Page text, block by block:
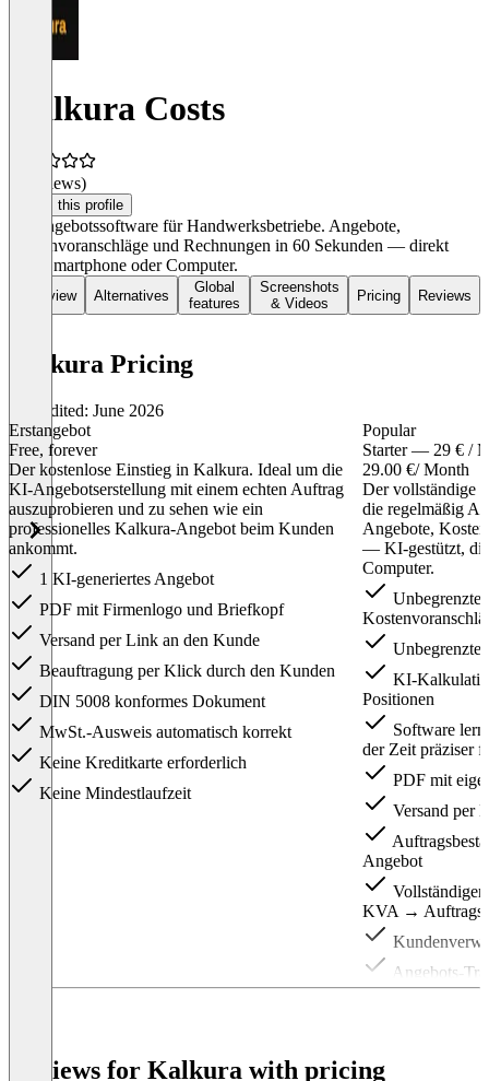
Kalkura Costs
(0 reviews)
Claim this profile
KI-Angebotssoftware für Handwerksbetriebe. Angebote,
Kostenvoranschläge und Rechnungen in 60 Sekunden — direkt
vom Smartphone oder Computer.
Overview Alternatives
Global
features
Screenshots
& Videos
Pricing Reviews
Kalkura Pricing
Last edited: June 2026
Erstangebot
Free, forever
Der kostenlose Einstieg in Kalkura. Ideal um die
KI-Angebotserstellung mit einem echten Auftrag
auszuprobieren und zu sehen wie ein
professionelles Kalkura-Angebot beim Kunden
ankommt.
1 KI-generiertes Angebot
PDF mit Firmenlogo und Briefkopf
Versand per Link an den Kunde
Beauftragung per Klick durch den Kunden
DIN 5008 konformes Dokument
MwSt.-Ausweis automatisch korrekt
Keine Kreditkarte erforderlich
Keine Mindestlaufzeit
Popular
Starter — 29 € /
29.00 €/ Month
Der vollständige
die regelmäßig
Angebote,
— KI-gestützt,
Computer.
Unbegrenzte
Unbegrenzte
KI-
Positionen
Software
der Zeit präziser
PDF mit
Versand per
Angebot
KVA →
Angebots-
abgelehnt)
Reviews for Kalkura with pricing